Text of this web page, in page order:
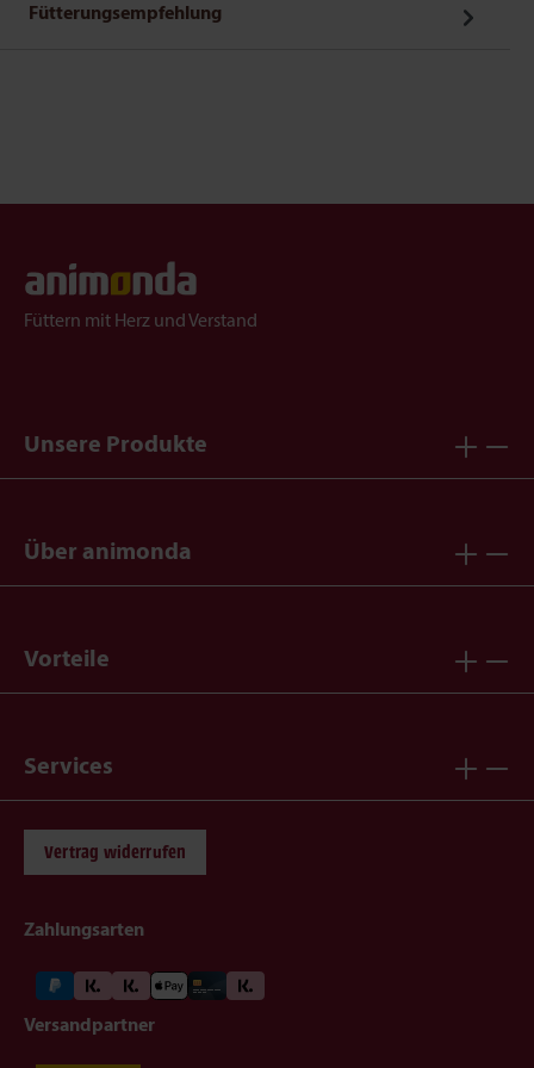
Fütterungsempfehlung
Füttern mit Herz und Verstand
Unsere Produkte
Über animonda
Vorteile
Services
Vertrag widerrufen
Zahlungsarten
Versandpartner